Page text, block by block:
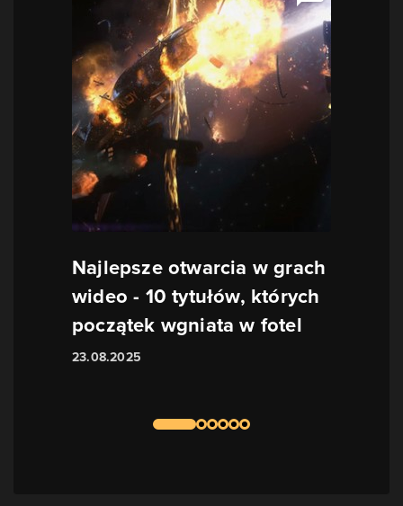
Najlepsze otwarcia w grach
wideo - 10 tytułów, których
początek wgniata w fotel
23.08.2025